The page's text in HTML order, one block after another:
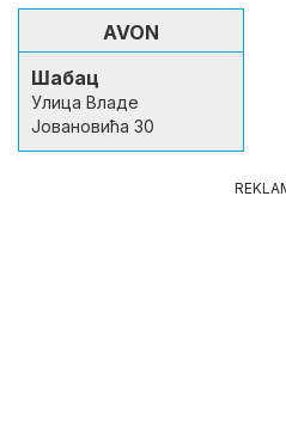
AVON
Шабац
Улица Владе
Јовановића 30